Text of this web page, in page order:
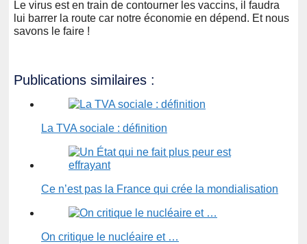
Le virus est en train de contourner les vaccins, il faudra
lui barrer la route car notre économie en dépend. Et nous
savons le faire !
Publications similaires :
La TVA sociale : définition
Ce n’est pas la France qui crée la mondialisation
On critique le nucléaire et …